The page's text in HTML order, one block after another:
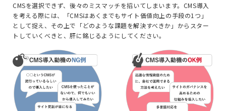
CMSを選択できず、後々のミスマッチを招いてしまいます。CMS導入
を考える際には、「CMSはあくまでもサイト価値向上の手段の1つ」
として捉え、その上で「どのような課題を解決すべきか」からスター
トしていくべきと、肝に銘じるようにしてください。